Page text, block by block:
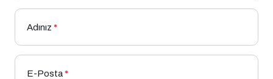
Adınız *
E-Posta*